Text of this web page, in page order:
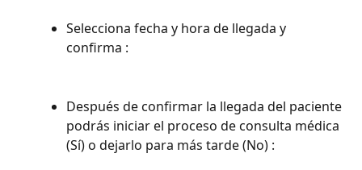
Selecciona fecha y hora de llegada y
confirma :
Después de confirmar la llegada del paciente
podrás iniciar el proceso de consulta médica
(Sí) o dejarlo para más tarde (No) :